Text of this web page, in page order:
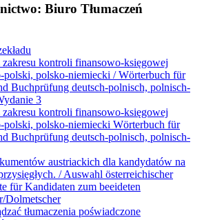
Biuro Tłumaczeń
zakresu kontroli finansowo-księgowej
polski, polsko-niemiecki / Wörterbuch für
Buchprüfung deutsch-polnisch, polnisch-
3
zakresu kontroli finansowo-księgowej
polski, polsko-niemiecki Wörterbuch für
Buchprüfung deutsch-polnisch, polnisch-
austriackich dla kandydatów na
/ Auswahl österreichischer
für Kandidaten zum beeideten
Dolmetscher
tłumaczenia poświadczone